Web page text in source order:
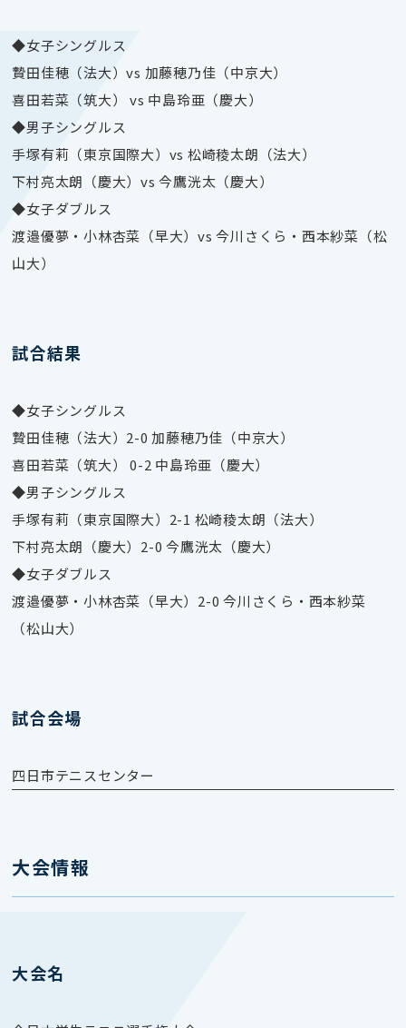
◆女子シングルス
贄田佳穂（法大）vs 加藤穂乃佳（中京大）
喜田若菜（筑大） vs 中島玲亜（慶大）
◆男子シングルス
手塚有莉（東京国際大）vs 松崎稜太朗（法大）
下村亮太朗（慶大）vs 今鷹洸太（慶大）
◆女子ダブルス
渡邉優夢・小林杏菜（早大）vs 今川さくら・西本紗菜（松
山大）
試合結果
◆女子シングルス
贄田佳穂（法大）2-0 加藤穂乃佳（中京大）
喜田若菜（筑大） 0-2 中島玲亜（慶大）
◆男子シングルス
手塚有莉（東京国際大）2-1 松崎稜太朗（法大）
下村亮太朗（慶大）2-0 今鷹洸太（慶大）
◆女子ダブルス
渡邉優夢・小林杏菜（早大）2-0 今川さくら・西本紗菜
（松山大）
試合会場
四日市テニスセンター
大会情報
大会名